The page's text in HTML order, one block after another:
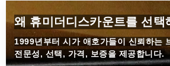
왜 휴미더디스카운트를 선택
1999년부터 시가 애호가들이 신뢰하는
전문성, 선택, 가격, 보증을 제공합니다.